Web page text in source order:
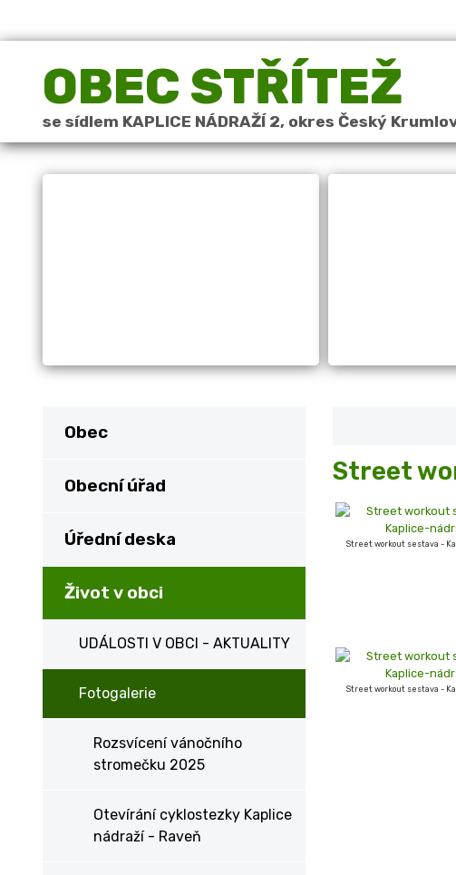
OBEC STŘÍTEŽ
se sídlem KAPLICE NÁDRAŽÍ 2, okres Český
Obec
Obecní úřad
Úřední deska
Život v obci
UDÁLOSTI V OBCI - AKTUALITY
Fotogalerie
Rozsvícení vánočního
stromečku 2025
Otevírání cyklostezky Kaplice
nádraží - Raveň
Street
Street workout sestava -
Street workout sestava -